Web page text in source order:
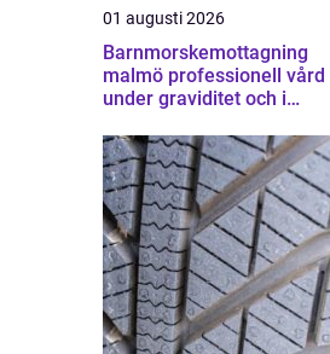
01 augusti 2026
Barnmorskemottagning
malmö professionell vård
under graviditet och i